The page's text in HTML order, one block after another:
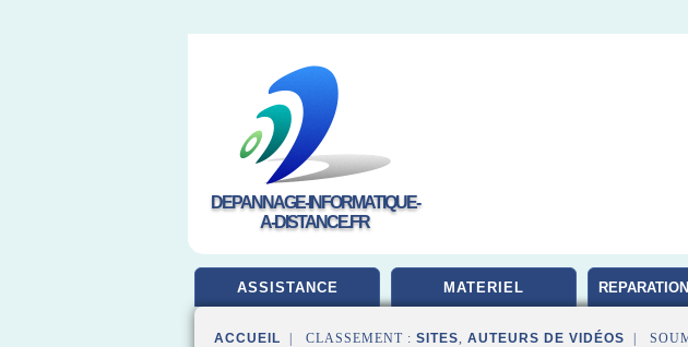
DEPANNAGE-INFORMATIQUE-
A-DISTANCE.FR
ASSISTANCE MATERIEL
ACCUEIL | CLASSEMENT : SITES, AUTEURS DE VIDÉOS |